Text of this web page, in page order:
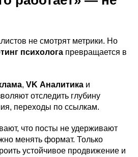
не смотрят метрики. Но
психолога превращается в
, VK Аналитика и
отследить глубину
переходы по ссылкам.
что посты не удерживают
менять формат. Только
устойчивое продвижение и